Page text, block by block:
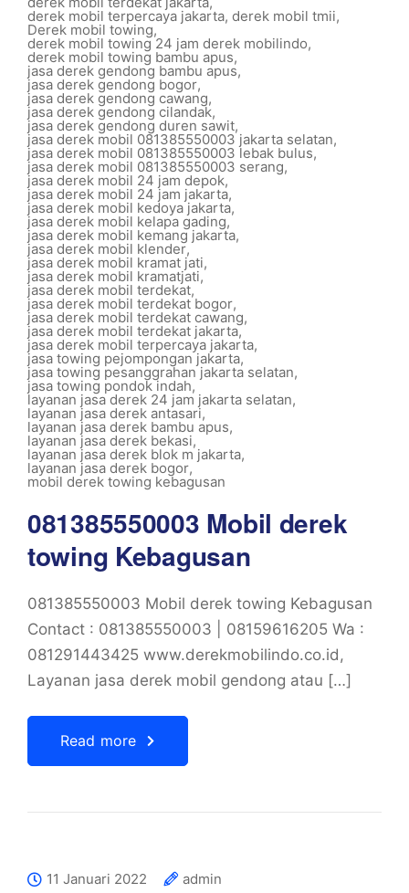
derek mobil terpercaya jakarta, derek mobil tmii,
Derek mobil towing,
derek mobil towing 24 jam derek mobilindo,
derek mobil towing bambu apus,
jasa derek gendong bambu apus,
jasa derek gendong bogor,
jasa derek gendong cawang,
jasa derek gendong cilandak,
jasa derek gendong duren sawit,
jasa derek mobil 081385550003 jakarta selatan,
jasa derek mobil 081385550003 lebak bulus,
jasa derek mobil 081385550003 serang,
jasa derek mobil 24 jam depok,
jasa derek mobil 24 jam jakarta,
jasa derek mobil kedoya jakarta,
jasa derek mobil kelapa gading,
jasa derek mobil kemang jakarta,
jasa derek mobil klender,
jasa derek mobil kramat jati,
jasa derek mobil kramatjati,
jasa derek mobil terdekat,
jasa derek mobil terdekat bogor,
jasa derek mobil terdekat cawang,
jasa derek mobil terdekat jakarta,
jasa derek mobil terpercaya jakarta,
jasa towing pejompongan jakarta,
jasa towing pesanggrahan jakarta selatan,
jasa towing pondok indah,
layanan jasa derek 24 jam jakarta selatan,
layanan jasa derek antasari,
layanan jasa derek bambu apus,
layanan jasa derek bekasi,
layanan jasa derek blok m jakarta,
layanan jasa derek bogor,
mobil derek towing kebagusan
081385550003 Mobil derek
towing Kebagusan
081385550003 Mobil derek towing Kebagusan
Contact : 081385550003 | 08159616205 Wa :
081291443425 www.derekmobilindo.co.id,
Layanan jasa derek mobil gendong atau […]
Read more
11 Januari 2022
admin